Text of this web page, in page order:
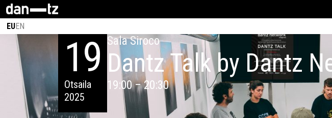
EUEN
19
Otsaila
2025
Sala Siroco
Dantz Talk by Dantz
19:00 – 20:30